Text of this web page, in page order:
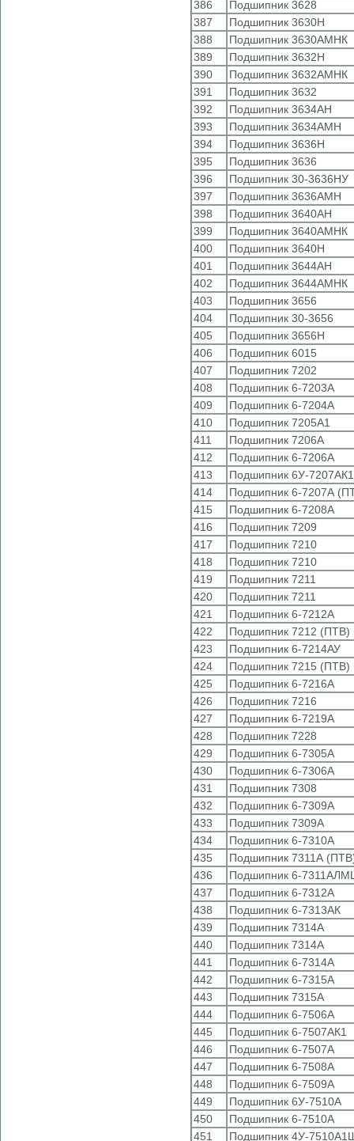
386
Подшипник 3628
387
Подшипник 3630Н
388
Подшипник 3630АМНК
389
Подшипник 3632Н
390
Подшипник 3632АМНК
391
Подшипник 3632
392
Подшипник 3634АН
393
Подшипник 3634АМН
394
Подшипник 3636Н
395
Подшипник 3636
396
Подшипник 30-3636НУ
397
Подшипник 3636АМН
398
Подшипник 3640АН
399
Подшипник 3640АМНК
400
Подшипник 3640Н
401
Подшипник 3644АН
402
Подшипник 3644АМНК
403
Подшипник 3656
404
Подшипник 30-3656
405
Подшипник 3656Н
406
Подшипник 6015
407
Подшипник 7202
408
Подшипник 6-7203А
409
Подшипник 6-7204А
410
Подшипник 7205А1
411
Подшипник 7206А
412
Подшипник 6-7206А
413
Подшипник 6У-7207АК1
414
Подшипник 6-7207А
415
Подшипник 6-7208А
416
Подшипник 7209
417
Подшипник 7210
418
Подшипник 7210
419
Подшипник 7211
420
Подшипник 7211
421
Подшипник 6-7212А
422
Подшипник 7212 (ПТВ)
423
Подшипник 6-7214АУ
424
Подшипник 7215 (ПТВ)
425
Подшипник 6-7216А
426
Подшипник 7216
427
Подшипник 6-7219А
428
Подшипник 7228
429
Подшипник 6-7305А
430
Подшипник 6-7306А
431
Подшипник 7308
432
Подшипник 6-7309А
433
Подшипник 7309А
434
Подшипник 6-7310А
435
Подшипник 7311А
436
Подшипник 6-
437
Подшипник 6-7312А
438
Подшипник 6-7313АК
439
Подшипник 7314А
440
Подшипник 7314А
441
Подшипник 6-7314А
442
Подшипник 6-7315А
443
Подшипник 7315А
444
Подшипник 6-7506А
445
Подшипник 6-7507АК1
446
Подшипник 6-7507А
447
Подшипник 6-7508А
448
Подшипник 6-7509А
449
Подшипник 6У-7510А
450
Подшипник 6-7510А
451
Подшипник 4У-